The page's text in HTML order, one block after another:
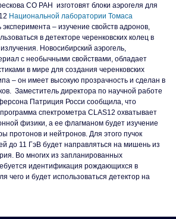
СО РАН изготовят блоки аэрогеля для
12 Национальной лаборатории Томаса
эксперимента – изучение свойств адронов,
в детекторе черенковских колец в
Новосибирский аэрогель,
с необычными свойствами, обладает
в мире для создания черенковских
– он имеет высокую прозрачность и сделан в
Заместитель директора по научной работе
Патриция Росси сообщила, что
спектрометра CLAS12 охватывает
физики, а ее флагманом будет изучение
протонов и нейтронов. Для этого пучок
до 11 ГэВ будет направляться на мишень из
Во многих из запланированных
идентификация рождающихся в
чего и будет использоваться детектор на